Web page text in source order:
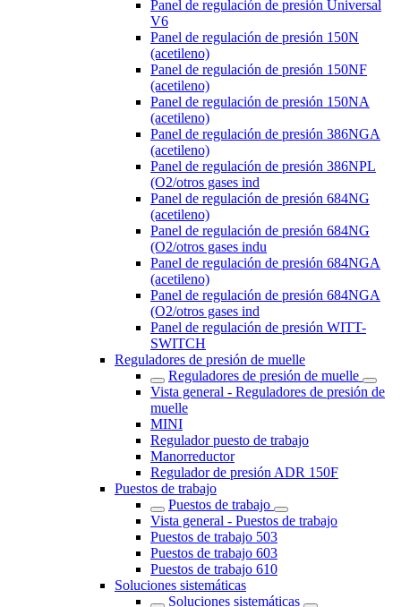
Panel de regulación de presión Universal
V6
Panel de regulación de presión 150N
(acetileno)
Panel de regulación de presión 150NF
(acetileno)
Panel de regulación de presión 150NA
(acetileno)
Panel de regulación de presión 386NGA
(acetileno)
Panel de regulación de presión 386NPL
(O2/otros gases ind
Panel de regulación de presión 684NG
(acetileno)
Panel de regulación de presión 684NG
(O2/otros gases indu
Panel de regulación de presión 684NGA
(acetileno)
Panel de regulación de presión 684NGA
(O2/otros gases ind
Panel de regulación de presión WITT-
SWITCH
Reguladores de presión de muelle
Reguladores de presión de muelle
Vista general - Reguladores de presión de
muelle
MINI
Regulador puesto de trabajo
Manorreductor
Regulador de presión ADR 150F
Puestos de trabajo
Puestos de trabajo
Vista general - Puestos de trabajo
Puestos de trabajo 503
Puestos de trabajo 603
Puestos de trabajo 610
Soluciones sistemáticas
Soluciones sistemáticas